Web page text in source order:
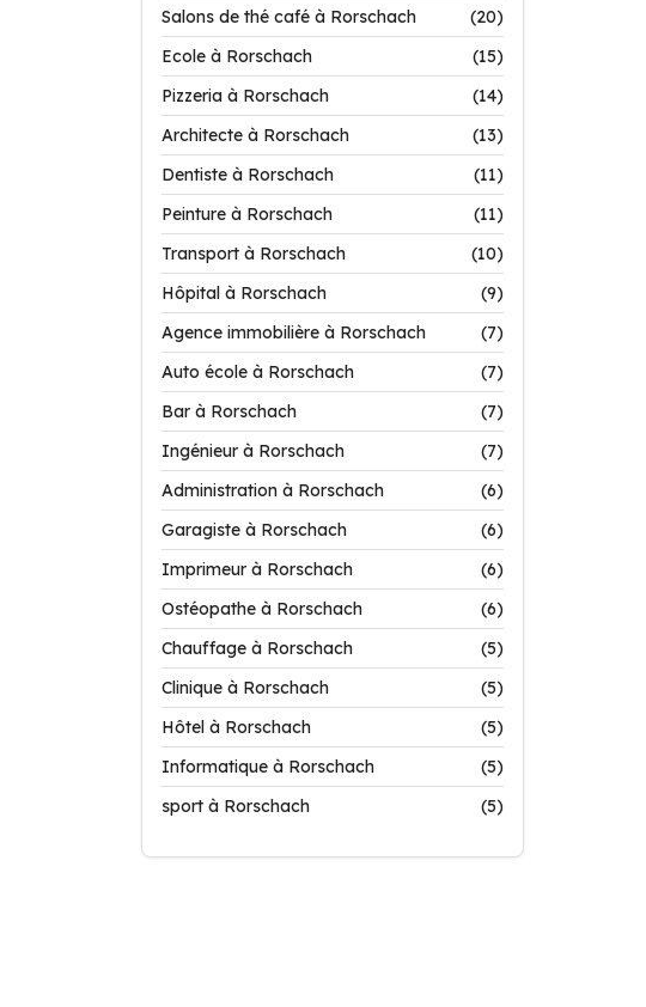
Salons de thé café à Rorschach
(20)
Ecole à Rorschach
(15)
Pizzeria à Rorschach
(14)
Architecte à Rorschach
(13)
Dentiste à Rorschach
(11)
Peinture à Rorschach
(11)
Transport à Rorschach
(10)
Hôpital à Rorschach
(9)
Agence immobilière à Rorschach
(7)
Auto école à Rorschach
(7)
Bar à Rorschach
(7)
Ingénieur à Rorschach
(7)
Administration à Rorschach
(6)
Garagiste à Rorschach
(6)
Imprimeur à Rorschach
(6)
Ostéopathe à Rorschach
(6)
Chauffage à Rorschach
(5)
Clinique à Rorschach
(5)
Hôtel à Rorschach
(5)
Informatique à Rorschach
(5)
sport à Rorschach
(5)